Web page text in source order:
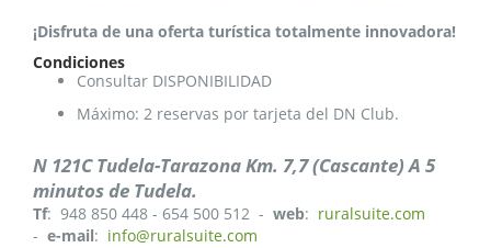
¡Disfruta de una oferta turística totalmente innovadora!
Condiciones
Consultar DISPONIBILIDAD
Máximo: 2 reservas por tarjeta del DN Club.
N 121C Tudela-Tarazona Km. 7,7 (Cascante) A 5
minutos de Tudela.
Tf: 948 850 448 - 654 500 512 - web: ruralsuite.com
- e-mail: info@ruralsuite.com